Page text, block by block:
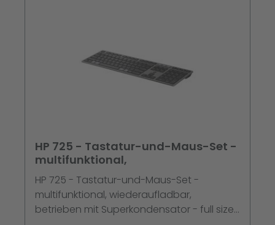
HP 725 - Tastatur-und-Maus-Set -
multifunktional,
HP 725 - Tastatur-und-Maus-Set -
multifunktional, wiederaufladbar,
betrieben mit Superkondensator - full size